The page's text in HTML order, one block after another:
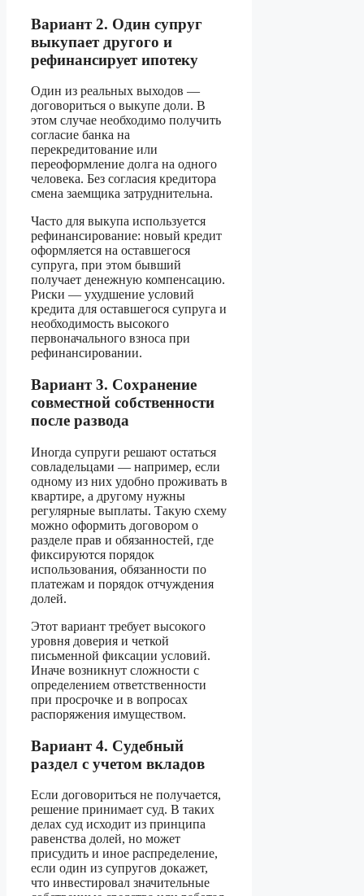
Вариант 2. Один супруг
выкупает другого и
рефинансирует ипотеку
Один из реальных выходов —
договориться о выкупе доли. В
этом случае необходимо получить
согласие банка на
перекредитование или
переоформление долга на одного
человека. Без согласия кредитора
смена заемщика затруднительна.
Часто для выкупа используется
рефинансирование: новый кредит
оформляется на оставшегося
супруга, при этом бывший
получает денежную компенсацию.
Риски — ухудшение условий
кредита для оставшегося супруга и
необходимость высокого
первоначального взноса при
рефинансировании.
Вариант 3. Сохранение
совместной собственности
после развода
Иногда супруги решают остаться
совладельцами — например, если
одному из них удобно проживать в
квартире, а другому нужны
регулярные выплаты. Такую схему
можно оформить договором о
разделе прав и обязанностей, где
фиксируются порядок
использования, обязанности по
платежам и порядок отчуждения
долей.
Этот вариант требует высокого
уровня доверия и четкой
письменной фиксации условий.
Иначе возникнут сложности с
определением ответственности
при просрочке и в вопросах
распоряжения имуществом.
Вариант 4. Судебный
раздел с учетом вкладов
Если договориться не получается,
решение принимает суд. В таких
делах суд исходит из принципа
равенства долей, но может
присудить и иное распределение,
если один из супругов докажет,
что инвестировал значительные